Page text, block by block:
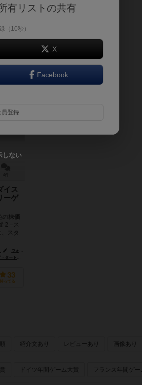
イス
ーゲ
株価
2 –ス
スタ
ウォルター・ワグナー（Walter Wagner）
（Flying Turtle Games）
33
持ってる
紹介文あり レビューあり 画像あり
ドイツ年間ゲーム大賞 フランス年間ゲー
有リストの共有
（10秒）
X
Facebook
員登録
しない